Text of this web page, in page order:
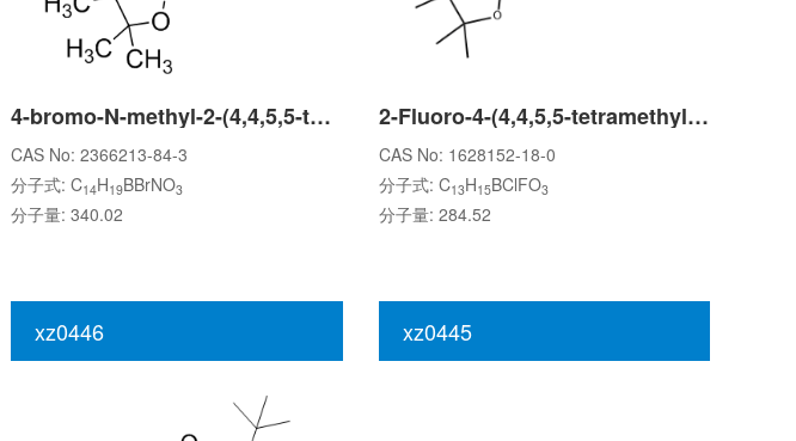
4-bromo-N-methyl-2-(4,4,5,5-tetramethyl-1,3,2-dioxaborolan-2-yl)benzamide
CAS No: 2366213-84-3
分子式: C14H19BBrNO3
分子量: 340.02
2-Fluoro-4-(4,4,5,5-tetramethyl-1,3,2-dioxaborolan-2-yl)benzoyl chloride
CAS No: 1628152-18-0
分子式: C13H15BClFO3
分子量: 284.52
xz0446 xz0445